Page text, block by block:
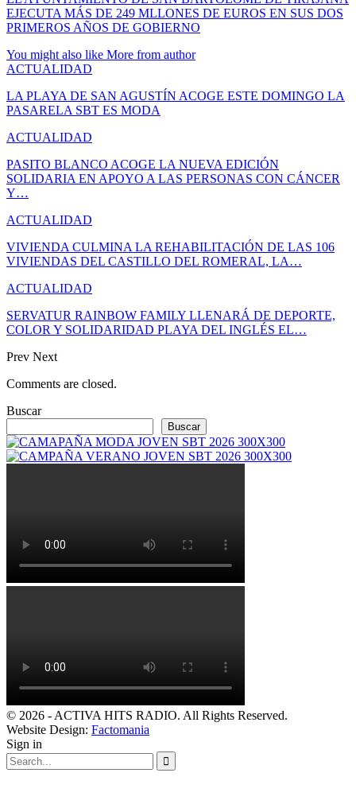
EJECUTA MÁS DE 249 MLLONES DE EUROS EN SUS DOS
PRIMEROS AÑOS DE GOBIERNO
You might also like More from author
ACTUALIDAD
LA PLAYA DE SAN AGUSTÍN ACOGE ESTE DOMINGO LA
PASARELA SBT ES MODA
ACTUALIDAD
PASITO BLANCO ACOGE LA NUEVA EDICIÓN
SOLIDARIA EN APOYO A LAS PERSONAS CON CÁNCER
Y…
ACTUALIDAD
VIVIENDA CULMINA LA REHABILITACIÓN DE LAS 106
VIVIENDAS DEL CASTILLO DEL ROMERAL, LA…
ACTUALIDAD
SERVATUR RAINBOW FAMILY LLENARÁ DE DEPORTE,
COLOR Y SOLIDARIDAD PLAYA DEL INGLÉS EL…
Prev Next
Comments are closed.
Buscar
Buscar
© 2026 - ACTIVA HITS RADIO. All Rights Reserved.
Website Design: Factomania
Sign in